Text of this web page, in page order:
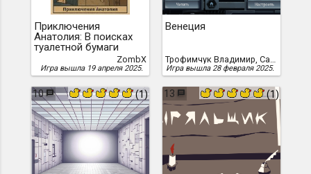
Приключения
Анатолия: В поисках
туалетной бумаги
ZombX
Игра вышла 19 апреля 2025.
Венеция
Трофимчук Владимир, Савельева Ольга
Игра вышла 28 февраля 2025.
10 (1) 13 (1)